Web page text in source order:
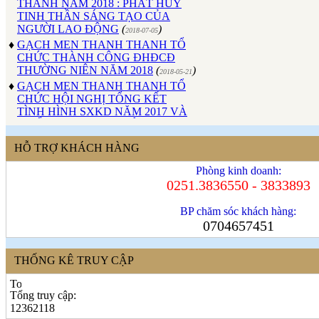
TINH THẦN SÁNG TẠO CỦA
NGƯỜI LAO ĐỘNG (2018-07-05)
GẠCH MEN THANH THANH TỔ
CHỨC THÀNH CÔNG ĐHĐCĐ
THƯỜNG NIÊN NĂM 2018 (2018-05-21
GẠCH MEN THANH THANH TỔ
CHỨC HỘI NGHỊ TỔNG KẾT
TÌNH HÌNH SXKD NĂM 2017 VÀ
TRIỂN KHAI HOẠT ĐỘNG SXKD
NĂM 2018 (
)
CÔNG ĐOÀN CÔNG TY GẠCH
MEN THANH THANH TỔ CHỨC
CHỨC HỘI THAO MỪNG NGÀY
QUỐC KHÁNH 2/9. (2017-10-02)
♦ GẠCH MEN THANH THANH TỔ
CHỨC THÀNH CÔNG HỘI NGHỊ
ĐẠI BIỂU NGƯỜI LAO ĐỘNG
NĂM 2017
♦ Sử dụng vật liệu thân thiện với môi
HỖ TRỢ KHÁCH HÀNG
Phòng kinh doanh:
0251.3836550 - 3833893
BP chăm sóc khách hàng:
0704657451
THỐNG KÊ TRUY CẬP
Tổng truy cập:
12362118